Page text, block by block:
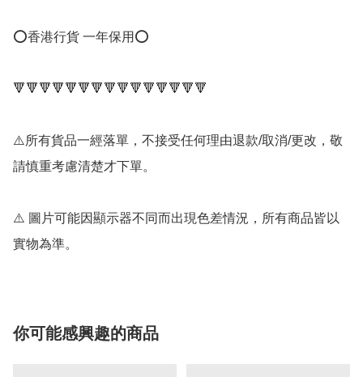
⭕️香港行貨 一年保用⭕️
🔻🔻🔻🔻🔻🔻🔻🔻🔻🔻🔻🔻🔻🔻🔻
⚠️所有貨品一經落單，不接受任何理由退款/取消/更改，敬
請慎重考慮清楚才下單。
⚠️ 圖片可能因顯示器不同而出現色差情況，所有商品皆以
你可能感興趣的商品